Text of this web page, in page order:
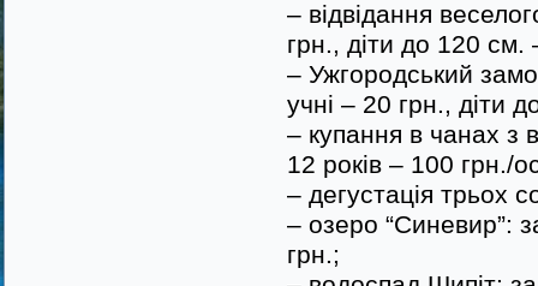
– відвідання
грн., діти до 120
– Ужгородський
учні – 20 грн., діти
– купання в чанах з
12 років – 100 грн./
– дегустація трьох
– озеро “Синевир”:
грн.;